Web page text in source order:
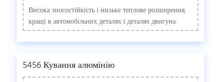
Висока зносостійкість і низьке теплове розширення,
кращі в автомобільних деталях і деталях двигуна.
5456 Кування алюмінію